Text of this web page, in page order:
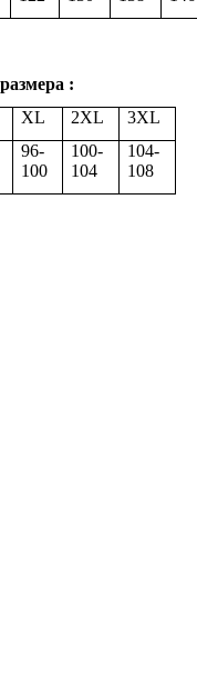
:
XL 2XL
3XL
96-
100
100-
104
104-
108